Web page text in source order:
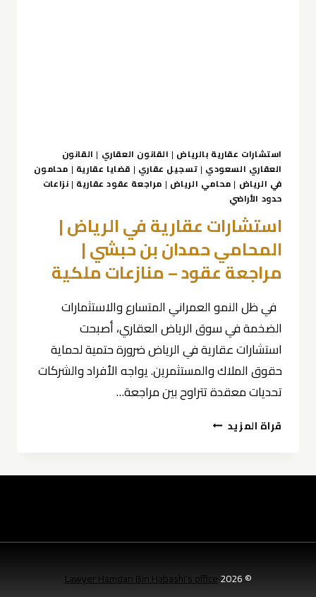
–
منازعات
ملكية
استشارات عقارية بالرياض | القانون العقاري | القانون
العقاري السعودي | تسجيل عقاري | قضايا عقارية | محامون
في الرياض | محامي الرياض | مراجعة عقود عقارية | نزاعات
حدود الأراضي
استشارات عقارية في الرياض |
المحامي حمدان بن حبشي |
مراجعة عقود – منازعات ملكية
في ظل النمو العمراني المتسارع والاستثمارات
الضخمة في سوق الرياض العقاري، أصبحت
استشارات عقارية في الرياض ضرورة حتمية لحماية
حقوق الملاك والمستثمرين. يواجه الأفراد والشركات
تحديات معقدة تتراوح بين مراجعة…
قراة المزيد استشارات
الرياض
بن
|
© 2026
Lawyer Hamdan Bin Habashi’s office